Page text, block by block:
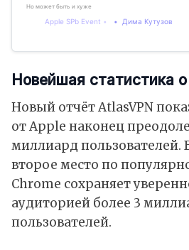
Но может быть и хуже
Apple SPb Event Дима Кутузов
Новейшая статистика
Новый отчёт AtlasVPN
от Apple наконец
миллиард пользователей.
второе место по
Chrome сохраняет
аудиторией более 3
пользователей.